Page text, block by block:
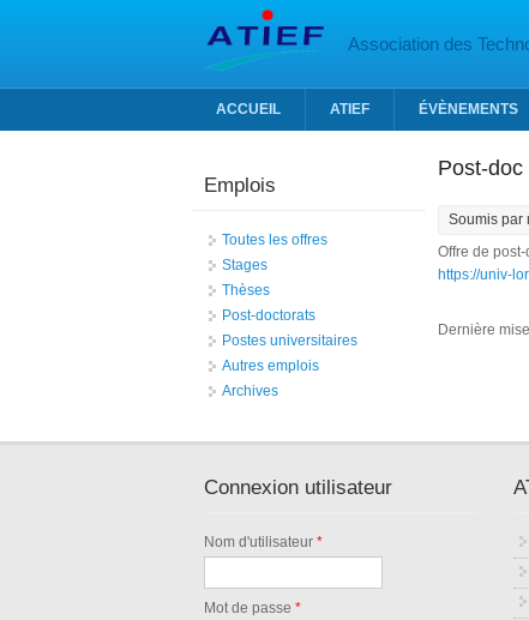
Association des
ACCUEIL ATIEF ÉVÈNEMENTS
Post-
Soumis par
Offre de
https://univ-
Dernière
Emplois
Toutes les offres
Stages
Thèses
Post-doctorats
Postes universitaires
Autres emplois
Archives
Connexion utilisateur
Nom d'utilisateur*
Mot de passe*